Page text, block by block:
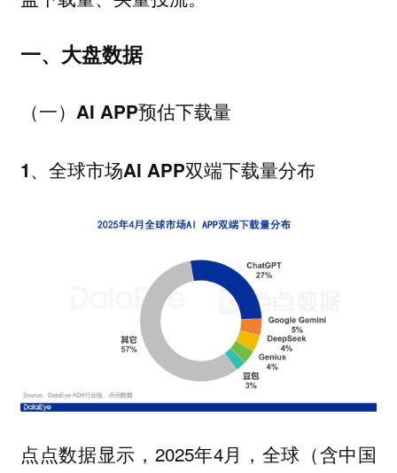
一、大盘数据
（一）AI APP预估下载量
1、全球市场AI APP双端下载量分布
点点数据显示，2025年4月，全球（含中国